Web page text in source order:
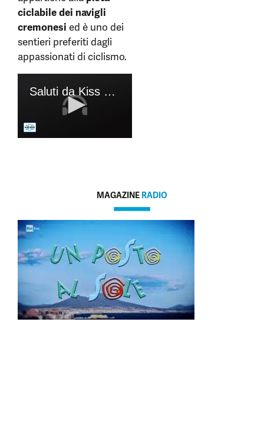
ciclabile dei navigli
cremonesi ed è uno dei
sentieri preferiti dagli
appassionati di ciclismo.
MAGAZINE RADIO